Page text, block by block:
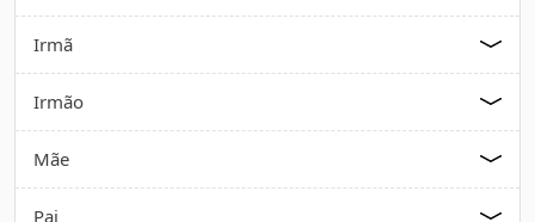
Irmã
Irmão
Mãe
Pai